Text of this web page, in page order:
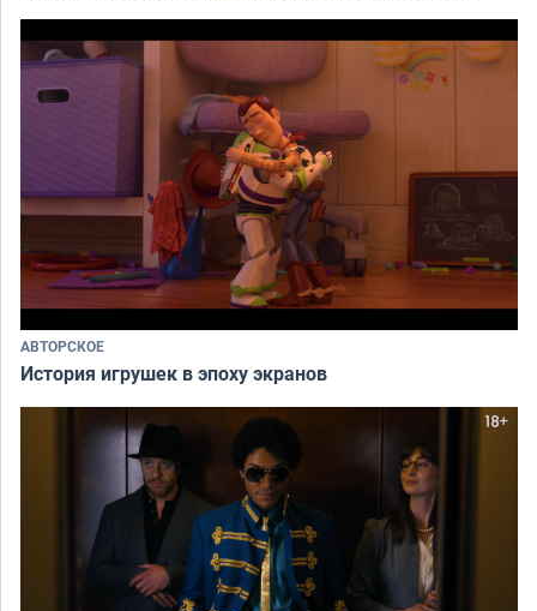
АВТОРСКОЕ
История игрушек в эпоху экранов